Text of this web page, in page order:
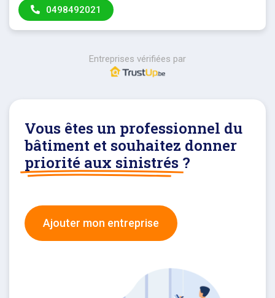
0498492021
Entreprises vérifiées par
Vous êtes un professionnel du
bâtiment et souhaitez donner
priorité aux sinistrés ?
Ajouter mon entreprise